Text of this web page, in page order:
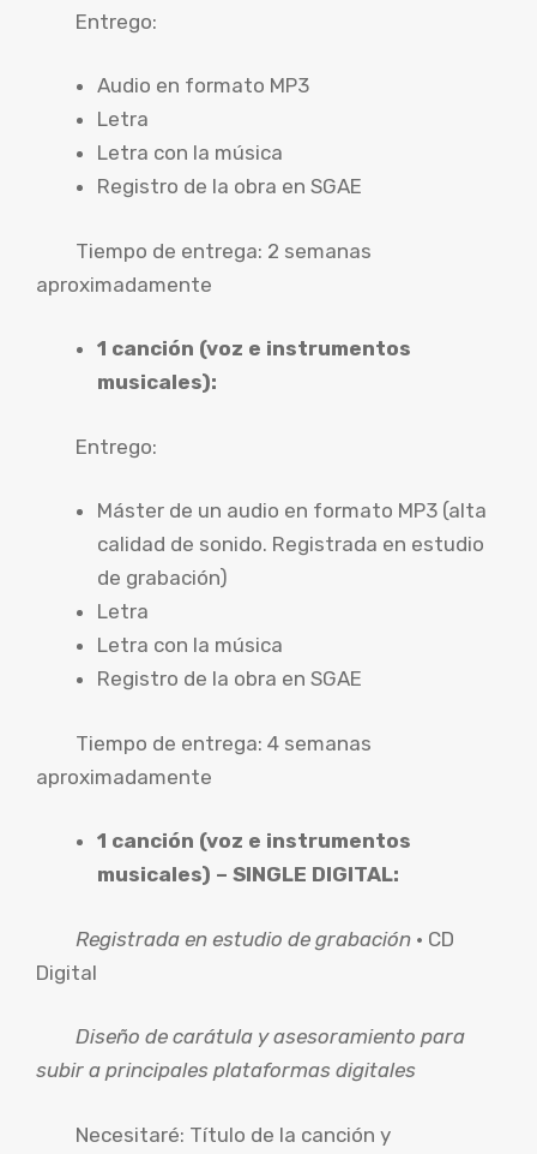
Entrego:
Audio en formato MP3
Letra
Letra con la música
Registro de la obra en SGAE
Tiempo de entrega: 2 semanas
aproximadamente
1 canción (voz e instrumentos
musicales):
Entrego:
Máster de un audio en formato MP3 (alta
calidad de sonido. Registrada en estudio
de grabación)
Letra
Letra con la música
Registro de la obra en SGAE
Tiempo de entrega: 4 semanas
aproximadamente
1 canción (voz e instrumentos
musicales) – SINGLE DIGITAL:
Registrada en estudio de grabación · CD
Digital
Diseño de carátula y asesoramiento para
subir a principales plataformas digitales
Necesitaré: Título de la canción y